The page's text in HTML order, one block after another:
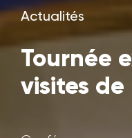
Actualités
Tournée
visites